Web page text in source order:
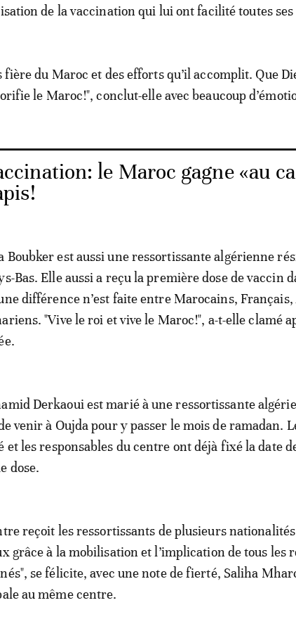
de la vaccination qui lui ont facilité toutes
fière du Maroc et des efforts qu’il accomplit. Que
le Maroc!", conclut-elle avec beaucoup
le Maroc gagne «au
Boubker est aussi une ressortissante algérienne
Bas. Elle aussi a reçu la première dose de vaccin
différence n’est faite entre Marocains,
"Vive le roi et vive le Maroc!", a-t-elle clamé
Derkaoui est marié à une ressortissante
venir à Oujda pour y passer le mois de ramadan.
et les responsables du centre ont déjà fixé la date
dose.
reçoit les ressortissants de plusieurs
grâce à la mobilisation et l’implication de tous les
se félicite, avec une note de fierté, Saliha
au même centre.